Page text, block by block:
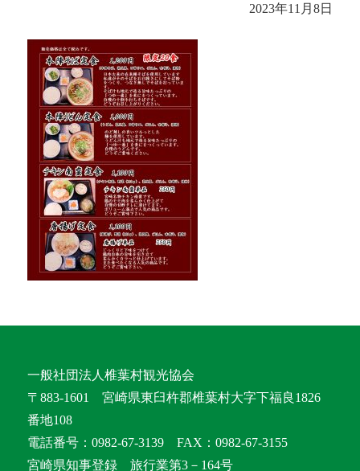
2023年11月8日
一般社団法人椎葉村観光協会
〒883-1601 宮崎県東臼杵郡椎葉村大字下福良1826
番地108
電話番号：0982-67-3139 FAX：0982-67-3155
宮崎県知事登録 旅行業第3－164号